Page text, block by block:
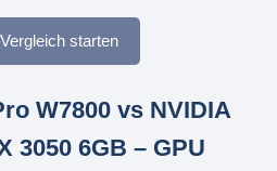
starten
W7800 vs NVIDIA
3050 6GB – GPU